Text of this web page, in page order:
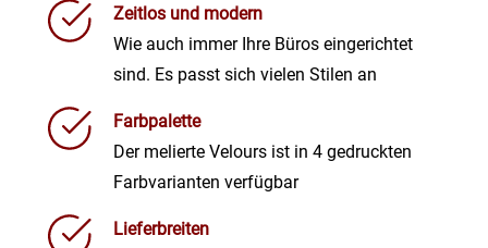
Zeitlos und modern
Wie auch immer Ihre Büros eingerichtet
sind. Es passt sich vielen Stilen an
Farbpalette
Der melierte Velours ist in 4 gedruckten
Farbvarianten verfügbar
Lieferbreiten